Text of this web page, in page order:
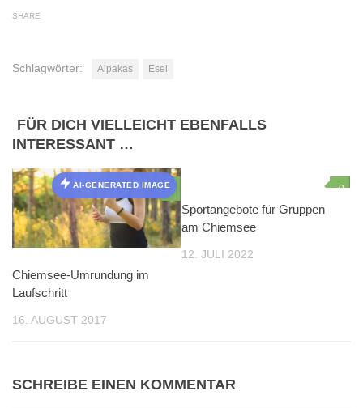
SHARE
Schlagwörter: Alpakas Esel
FÜR DICH VIELLEICHT EBENFALLS
INTERESSANT …
AI-GENERATED IMAGE0
Chiemsee-Umrundung im
Laufschritt
16. AUGUST 2017
AI-GENERATED IMAGE
0
Sportangebote für Gruppen
am Chiemsee
12. JULI 2022
SCHREIBE EINEN KOMMENTAR